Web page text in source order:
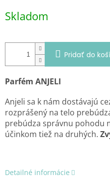
cena:
Skladom
Pridať do
Parfém ANJELI
Anjeli sa k nám dostávajú
rozprášený na telo
prebúdza správnu pohodu
účinkom tiež na druhých.
Detailné informácie